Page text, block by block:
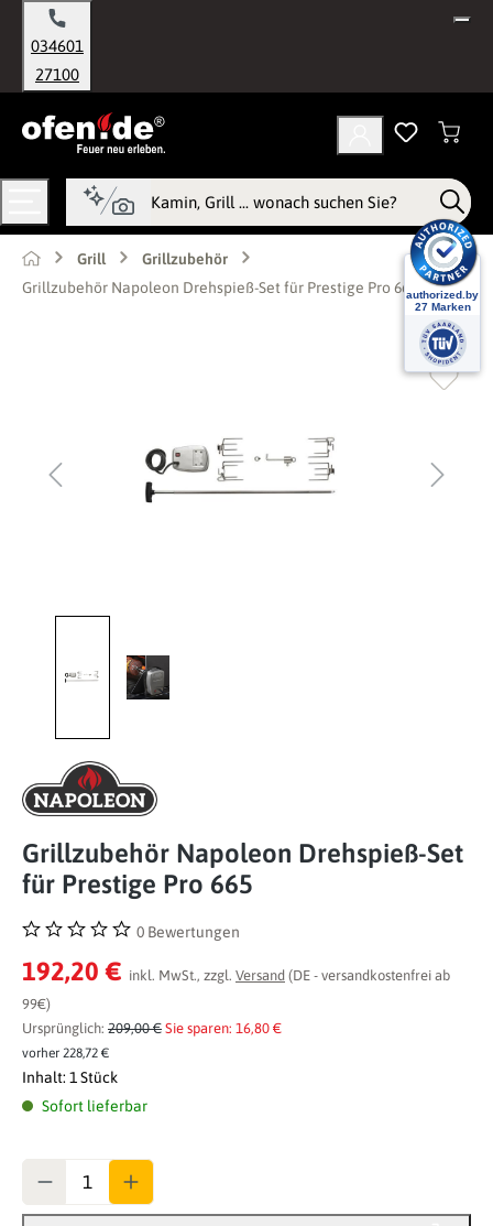
springen
034601
27100
Grill
Grillzubehör
Grillzubehör Napoleon Drehspieß-Set für Prestige Pro 665
Grillzubehör Napoleon Drehspieß-Set
für Prestige Pro 665
Durchschnittliche Bewertung von 0 von 5 Sternen
0 Bewertungen
192,20 € inkl. MwSt., zzgl. Versand (DE - versandkostenfrei ab
99€)
Ursprünglich: 209,00 € Sie sparen: 16,80 €
vorher 228,72 €
Inhalt: 1 Stück
Sofort lieferbar